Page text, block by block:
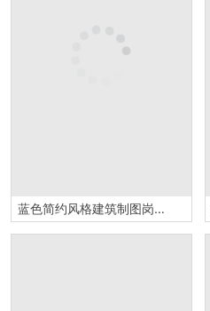
蓝色简约风格建筑制图岗位个人应聘简历Word模板